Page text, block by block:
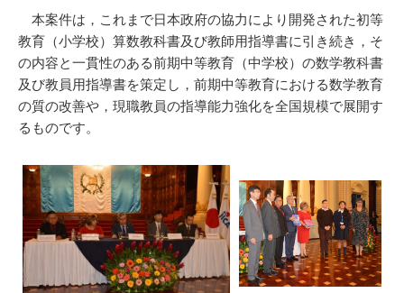
本案件は，これまで日本政府の協力により開発された初等
教育（小学校）算数教科書及び教師用指導書に引き続き，そ
の内容と一貫性のある前期中等教育（中学校）の数学教科書
及び教員用指導書を策定し，前期中等教育における数学教育
の質の改善や，現職教員の指導能力強化を全国規模で展開す
るものです。